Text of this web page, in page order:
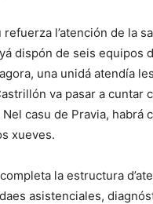
l’atención de la
yá dispón de seis
una unidá atendía
va pasar a
casu de Pravia,
xueves.
la estructura
asistenciales,